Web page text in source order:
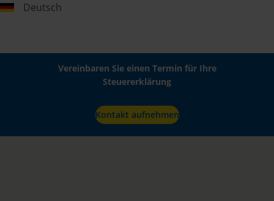
Deutsch
Vereinbaren Sie einen Termin für Ihre
Steuererklärung
Kontakt aufnehmen